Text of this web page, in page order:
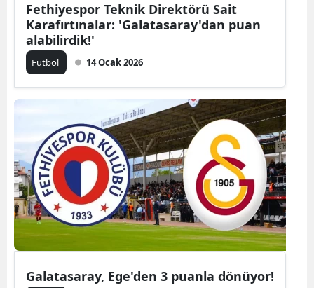
Fethiyespor Teknik Direktörü Sait
Karafırtınalar: 'Galatasaray'dan puan
alabilirdik!'
Futbol 14 Ocak 2026
Galatasaray, Ege'den 3 puanla dönüyor!